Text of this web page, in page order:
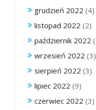
grudzień 2022 (4)
listopad 2022 (2)
październik 2022
wrzesień 2022 (3)
sierpień 2022 (3)
lipiec 2022 (9)
czerwiec 2022 (3)